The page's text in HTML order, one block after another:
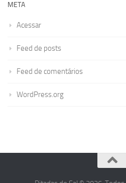
META
Acessar
Feed de posts
Feed de comentários
WordPress.org